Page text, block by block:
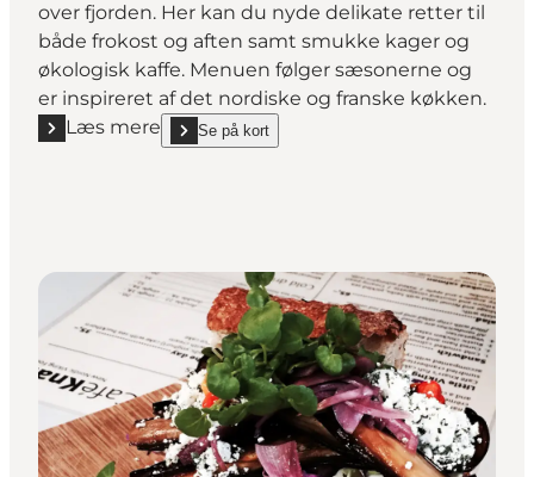
over fjorden. Her kan du nyde delikate retter til
både frokost og aften samt smukke kager og
økologisk kaffe. Menuen følger sæsonerne og
er inspireret af det nordiske og franske køkken.
Læs mere
Læs mere "Café Fjordliv – smagfulde oplevelser
Se på kort
show Café Fjordliv – smagfulde oplevelser med